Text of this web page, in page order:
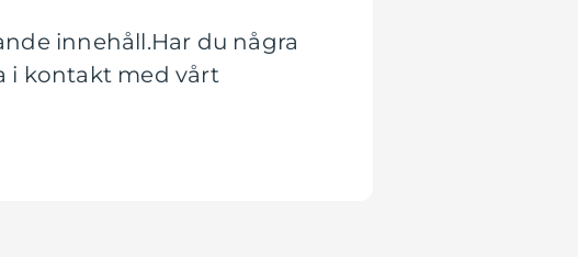
innehåll.Har du några
i kontakt med vårt